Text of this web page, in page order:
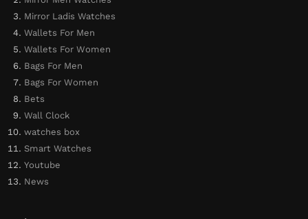
Mirror Ladis Watches
Wallets For Men
Wallets For Women
Bags For Men
Bags For Women
Bets
Wall Clock
watches box
Smart Watches
Youtube
News